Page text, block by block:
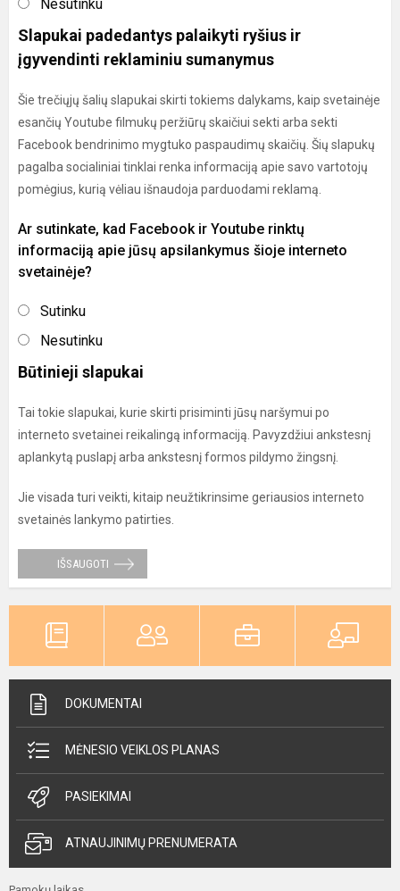
Nesutinku
Slapukai padedantys palaikyti ryšius ir
įgyvendinti reklaminiu sumanymus
Šie trečiųjų šalių slapukai skirti tokiems dalykams, kaip svetainėje
esančių Youtube filmukų peržiūrų skaičiui sekti arba sekti
Facebook bendrinimo mygtuko paspaudimų skaičių. Šių slapukų
pagalba socialiniai tinklai renka informaciją apie savo vartotojų
pomėgius, kurią vėliau išnaudoja parduodami reklamą.
Ar sutinkate, kad Facebook ir Youtube rinktų
informaciją apie jūsų apsilankymus šioje interneto
svetainėje?
Sutinku
Nesutinku
Būtinieji slapukai
Tai tokie slapukai, kurie skirti prisiminti jūsų naršymui po
interneto svetainei reikalingą informaciją. Pavyzdžiui ankstesnį
aplankytą puslapį arba ankstesnį formos pildymo žingsnį.
Jie visada turi veikti, kitaip neužtikrinsime geriausios interneto
svetainės lankymo patirties.
IŠSAUGOTI
DOKUMENTAI
MĖNESIO VEIKLOS PLANAS
PASIEKIMAI
ATNAUJINIMŲ PRENUMERATA